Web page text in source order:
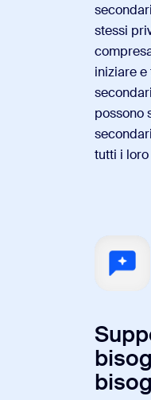
stessi
iniziare e
possono
tutti i